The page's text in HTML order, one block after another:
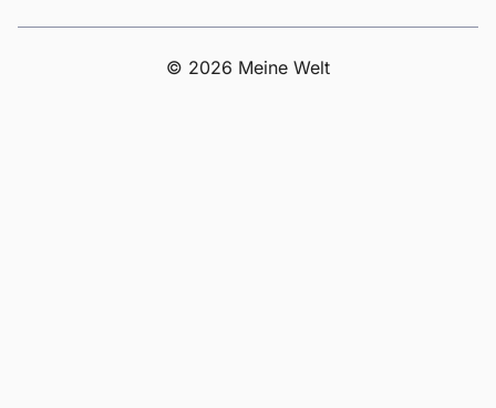
© 2026 Meine Welt